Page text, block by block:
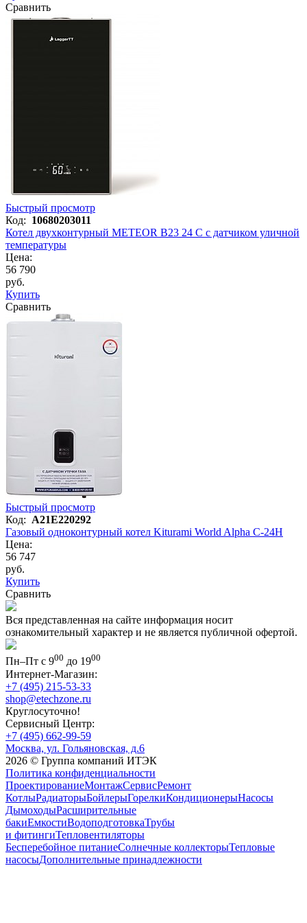
Сравнить
Быстрый просмотр
Код: 10680203011
Котел двухконтурный METEOR B23 24 C с датчиком уличной
температуры
Цена:
56 790
руб.
Купить
Сравнить
Быстрый просмотр
Код: A21E220292
Газовый одноконтурный котел Kiturami World Alpha C-24H
Цена:
56 747
руб.
Купить
Сравнить
Вся представленная на сайте информация носит
ознакомительный характер и не является публичной офертой.
Пн–Пт с 900 до 1900
Интернет-Магазин:
+7 (495) 215-53-33
shop@etechzone.ru
Круглосуточно!
Сервисный Центр:
+7 (495) 662-99-59
Москва, ул. Гольяновская, д.6
2026 © Группа компаний ИТЭК
Политика конфиденциальности
ПроектированиеМонтажСервисРемонт
КотлыРадиаторыБойлерыГорелкиКондиционерыНасосы
ДымоходыРасширительные
бакиЕмкостиВодоподготовкаТрубы
и фитингиТепловентиляторы
Бесперебойное питаниеСолнечные коллекторыТепловые
насосыДополнительные принадлежности